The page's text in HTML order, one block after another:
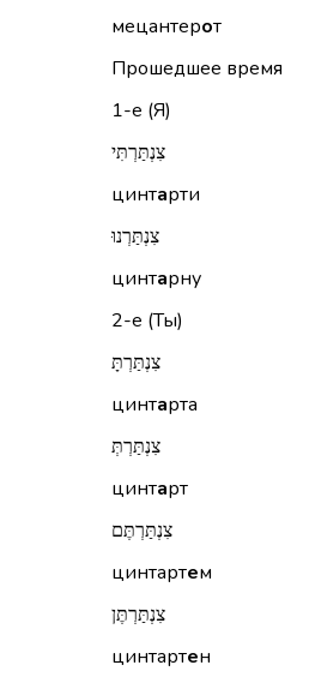
мецантерот
Прошедшее время
1-е (Я)
צִנְתַּרְתִּי
цинтарти
צִנְתַּרְנוּ
цинтарну
2-е (Ты)
צִנְתַּרְתָּ
цинтарта
צִנְתַּרְתְּ
цинтарт
צִנְתַּרְתֶּם
цинтартем
צִנְתַּרְתֶּן
цинтартен